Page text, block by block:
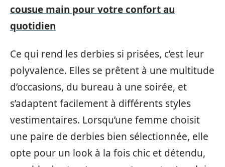
cousue main pour votre confort au
quotidien
Ce qui rend les derbies si prisées, c’est leur
polyvalence. Elles se prêtent à une multitude
d’occasions, du bureau à une soirée, et
s’adaptent facilement à différents styles
vestimentaires. Lorsqu’une femme choisit
une paire de derbies bien sélectionnée, elle
opte pour un look à la fois chic et détendu,